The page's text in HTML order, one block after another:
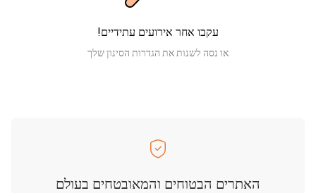
עקבו אחר אירועים עתידיים!
או נסה לשנות את הגדרות הסינון שלך
האתרים הבטוחים והמאובטחים בעולם